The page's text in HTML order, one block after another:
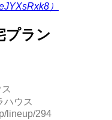
）
プラン
ハウス
lineup/294